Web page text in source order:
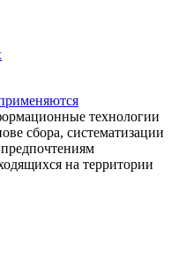
технологии
сбора, систематизации
на территории